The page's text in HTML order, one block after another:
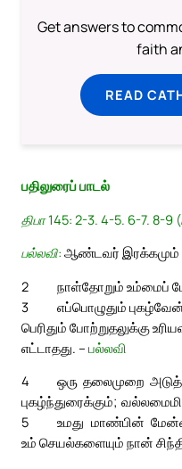
Get answers to
faith
READ
பதிலுரைப் பாடல்
திபா 145: 2-3. 4-5. 6-7. 8-9
பல்லவி: ஆண்டவர் இரக்கமும்
2
நாள்தோறும் உம்மைப்
எப்பொழுதும்
3
பெரிதும் போற்றுதலுக்கு
எட்டாதது. – பல்லவி
4
ஒரு தலைமுறை
புகழ்ந்துரைக்கும்;
5
உமது மாண்பின்
உம் செயல்களையும் நான்